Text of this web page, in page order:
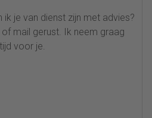
ik je van dienst zijn met advies?
of mail gerust. Ik neem graag
voor je.